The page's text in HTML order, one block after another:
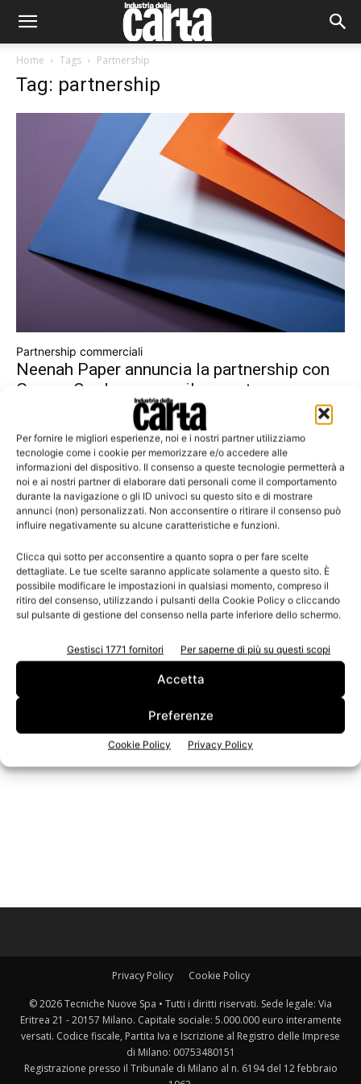
Per fornire le migliori esperienze, noi e i nostri partner utilizziamo
tecnologie come i cookie per memorizzare e/o accedere alle
informazioni del dispositivo. Il consenso a queste tecnologie permetterà a
noi e ai nostri partner di elaborare dati personali come il comportamento
durante la navigazione o gli ID univoci su questo sito e di mostrare
annunci (non) personalizzati. Non acconsentire o ritirare il consenso può
influire negativamente su alcune caratteristiche e funzioni.
Clicca qui sotto per acconsentire a quanto sopra o per fare scelte
dettagliate. Le tue scelte saranno applicate solamente a questo sito. È
possibile modificare le impostazioni in qualsiasi momento, compreso il
ritiro del consenso, utilizzando i pulsanti della Cookie Policy o cliccando
sul pulsante di gestione del consenso nella parte inferiore dello schermo.
Gestisci 1771 fornitori Per saperne di più su questi scopi
Accetta
Preferenze
Cookie Policy Privacy Policy
Home Tags Partnership
Tag: partnership
Partnership commerciali
Neenah Paper annuncia la partnership con
Gruppo Cordenons per il mercato...
Leggi la rivista
n.3 - Giugno 2026 n.2 - Aprile 2026 n.1 - Marzo 2026
Privacy Policy Cookie Policy
© 2026 Tecniche Nuove Spa • Tutti i diritti riservati. Sede legale: Via
Eritrea 21 - 20157 Milano. Capitale sociale: 5.000.000 euro interamente
versati. Codice fiscale, Partita Iva e Iscrizione al Registro delle Imprese
di Milano: 00753480151
Registrazione presso il Tribunale di Milano al n. 6194 del 12 febbraio